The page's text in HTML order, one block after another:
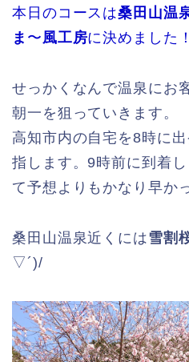
本日のコースは桑田山温
ま 〜風工房に決めました
せっかくなんで温泉にお
朝一を狙っていきます。
高知市内の自宅を8時に
指します。9時前に到着
て予想よりもかなり早か
桑田山温泉近くには雪割
▽´)/